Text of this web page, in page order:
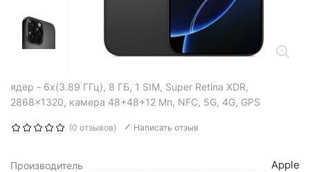
ядер - 6x(3.89 ГГц), 8 ГБ, 1 SIM, Super Retina XDR,
2868x1320, камера 48+48+12 Мп, NFC, 5G, 4G, GPS
(0 отзывов) Написать отзыв
Производитель Apple